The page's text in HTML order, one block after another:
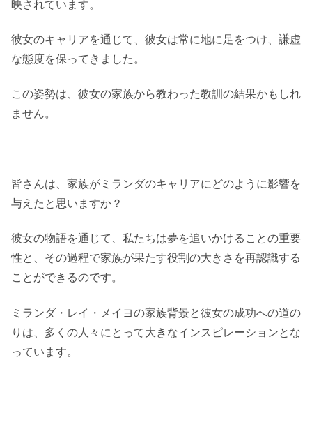
映されています。
彼女のキャリアを通じて、彼女は常に地に足をつけ、謙虚
な態度を保ってきました。
この姿勢は、彼女の家族から教わった教訓の結果かもしれ
ません。
皆さんは、家族がミランダのキャリアにどのように影響を
与えたと思いますか？
彼女の物語を通じて、私たちは夢を追いかけることの重要
性と、その過程で家族が果たす役割の大きさを再認識する
ことができるのです。
ミランダ・レイ・メイヨの家族背景と彼女の成功への道の
りは、多くの人々にとって大きなインスピレーションとな
っています。